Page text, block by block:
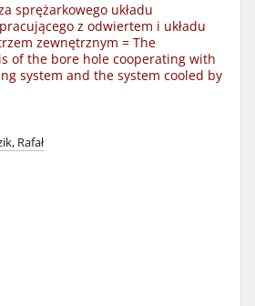
sprężarkowego układu
z odwiertem i układu
zewnętrznym = The
of the bore hole cooperating with
system and the system cooled by
Rafał